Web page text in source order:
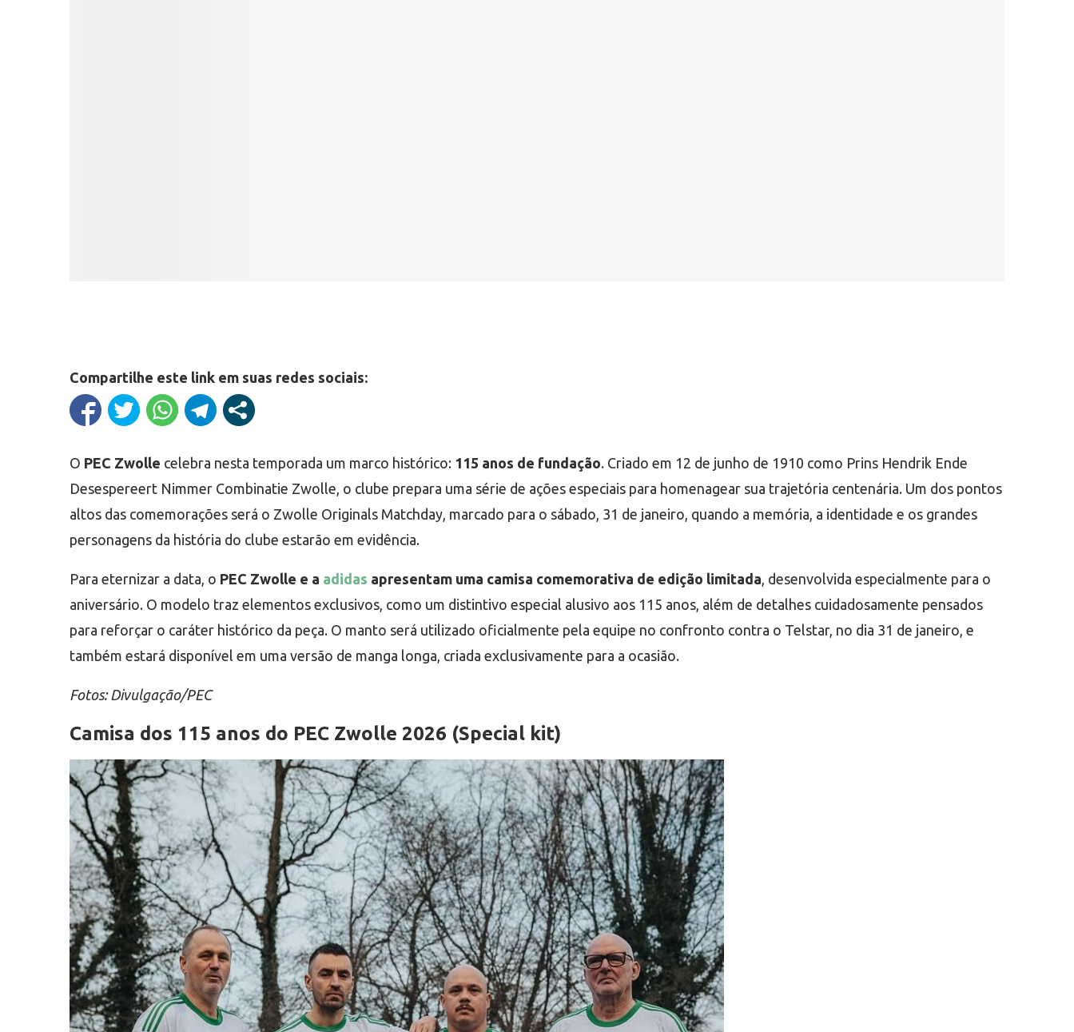
Compartilhe este link em suas redes sociais:
O PEC Zwolle celebra nesta temporada um marco histórico: 115 anos de fundação. Criado em 12 de junho de 1910 como Prins Hendrik Ende
Desespereert Nimmer Combinatie Zwolle, o clube prepara uma série de ações especiais para homenagear sua trajetória centenária. Um dos pontos
altos das comemorações será o Zwolle Originals Matchday, marcado para o sábado, 31 de janeiro, quando a memória, a identidade e os grandes
personagens da história do clube estarão em evidência.
Para eternizar a data, o PEC Zwolle e a adidas apresentam uma camisa comemorativa de edição limitada, desenvolvida especialmente para o
aniversário. O modelo traz elementos exclusivos, como um distintivo especial alusivo aos 115 anos, além de detalhes cuidadosamente pensados
para reforçar o caráter histórico da peça. O manto será utilizado oficialmente pela equipe no confronto contra o Telstar, no dia 31 de janeiro, e
também estará disponível em uma versão de manga longa, criada exclusivamente para a ocasião.
Fotos: Divulgação/PEC
Camisa dos 115 anos do PEC Zwolle 2026 (Special kit)